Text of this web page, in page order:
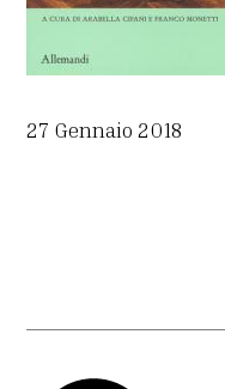
27 Gennaio 2018